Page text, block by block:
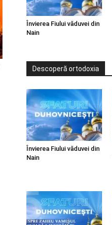
Învierea Fiului văduvei din
Nain
Descoperă ortodoxia
Învierea Fiului văduvei din
Nain